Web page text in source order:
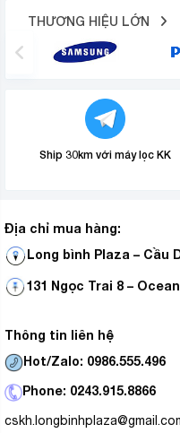
THƯƠNG HIỆU LỚN
Ship 30km với máy lọc KK
Địa chỉ mua hàng:
Long bình Plaza – Cầu
131 Ngọc Trai 8 –
Thông tin liên hệ
Hot/Zalo: 0986.555.496
Phone: 0243.915.8866